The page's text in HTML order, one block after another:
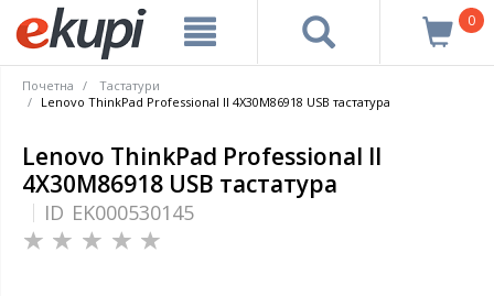
0
Почетна
Тастатури
Lenovo ThinkPad Professional II 4X30M86918 USB тастатура
Lenovo ThinkPad Professional II
4X30M86918 USB тастатура
ID EK000530145